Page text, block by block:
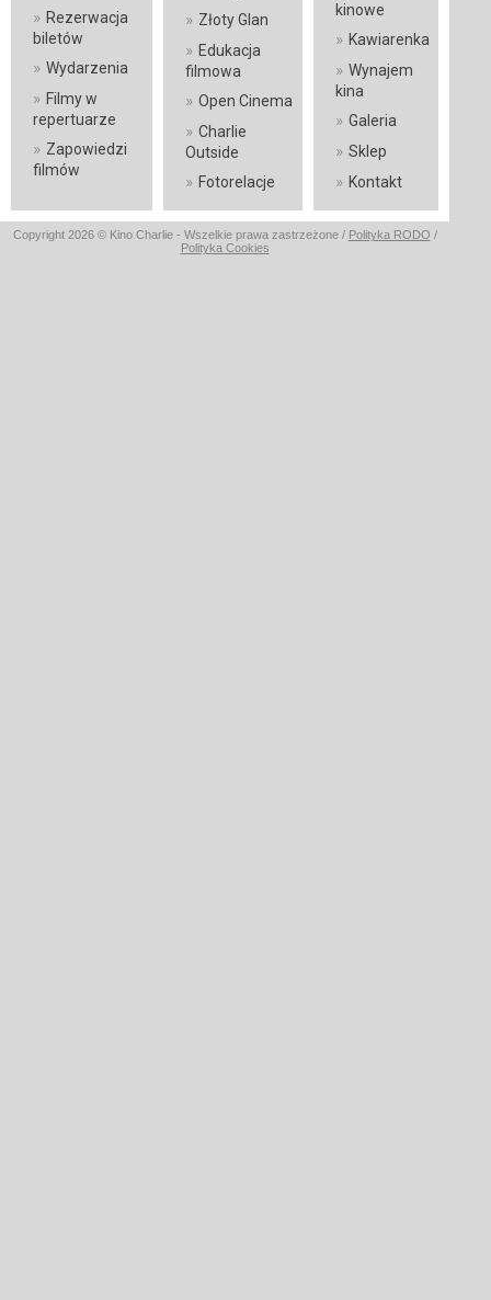
» Rezerwacja
biletów
» Wydarzenia
» Filmy w
repertuarze
» Zapowiedzi
filmów
» Złoty Glan
» Edukacja
filmowa
» Open Cinema
» Charlie
Outside
» Fotorelacje
kinowe
» Kawiarenka
» Wynajem
kina
» Galeria
» Sklep
» Kontakt
Copyright 2026 © Kino Charlie - Wszelkie prawa zastrzeżone / Polityka RODO /
Polityka Cookies